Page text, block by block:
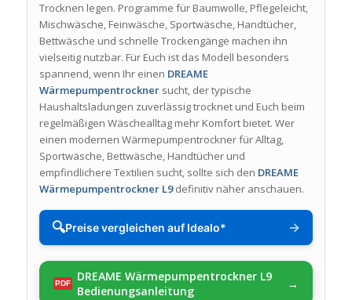
Trocknen legen. Programme für Baumwolle, Pflegeleicht,
Mischwäsche, Feinwäsche, Sportwäsche, Handtücher,
Bettwäsche und schnelle Trockengänge machen ihn
vielseitig nutzbar. Für Euch ist das Modell besonders
spannend, wenn Ihr einen DREAME
Wärmepumpentrocknersucht, der typische
Haushaltsladungen zuverlässig trocknet und Euch beim
regelmäßigen Wäschealltag mehr Komfort bietet. Wer
einen modernen Wärmepumpentrockner für Alltag,
Sportwäsche, Bettwäsche, Handtücher und
empfindlichere Textilien sucht, sollte sich den DREAME
Wärmepumpentrockner L9definitiv näher anschauen.
🔍Preise vergleichen auf Idealo* →
DREAME Wärmepumpentrockner L9
Bedienungsanleitung